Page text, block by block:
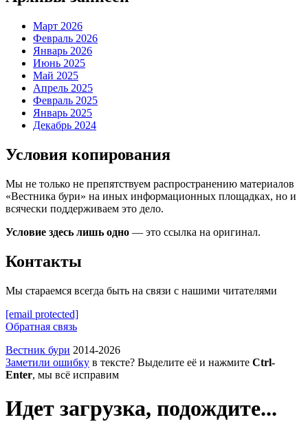
Март 2026
Февраль 2026
Январь 2026
Июнь 2025
Май 2025
Апрель 2025
Февраль 2025
Январь 2025
Декабрь 2024
Условия копирования
Мы не только не препятствуем распространению материалов
«Вестника бури» на иных информационных площадках, но и
всячески поддерживаем это дело.
Условие здесь лишь одно — это ссылка на оригинал.
Контакты
Мы стараемся всегда быть на связи с нашими читателями
[email protected]
Обратная связь
Вестник бури 2014-2026
Заметили ошибку в тексте? Выделите её и нажмите Ctrl-
Enter, мы всё исправим
Идет загрузка, подождите...